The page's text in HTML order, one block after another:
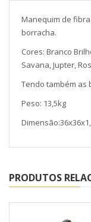
Manequim de
borracha.
Cores: Branco
Savana, Jupter,
Tendo também as
Peso: 13,5kg
PRODUTOS